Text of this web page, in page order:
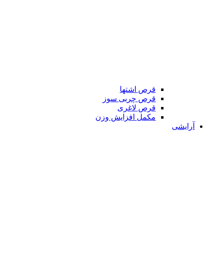
قرص اشتها
قرص چربی سوز
قرص لاغری
مکمل افزایش وزن
آرایشی